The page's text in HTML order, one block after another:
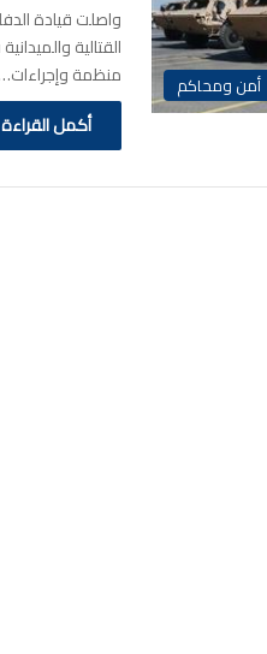
أمن ومحاكم
واصلت قيادة
القتالية
منظمة وإجراءات…
أكمل